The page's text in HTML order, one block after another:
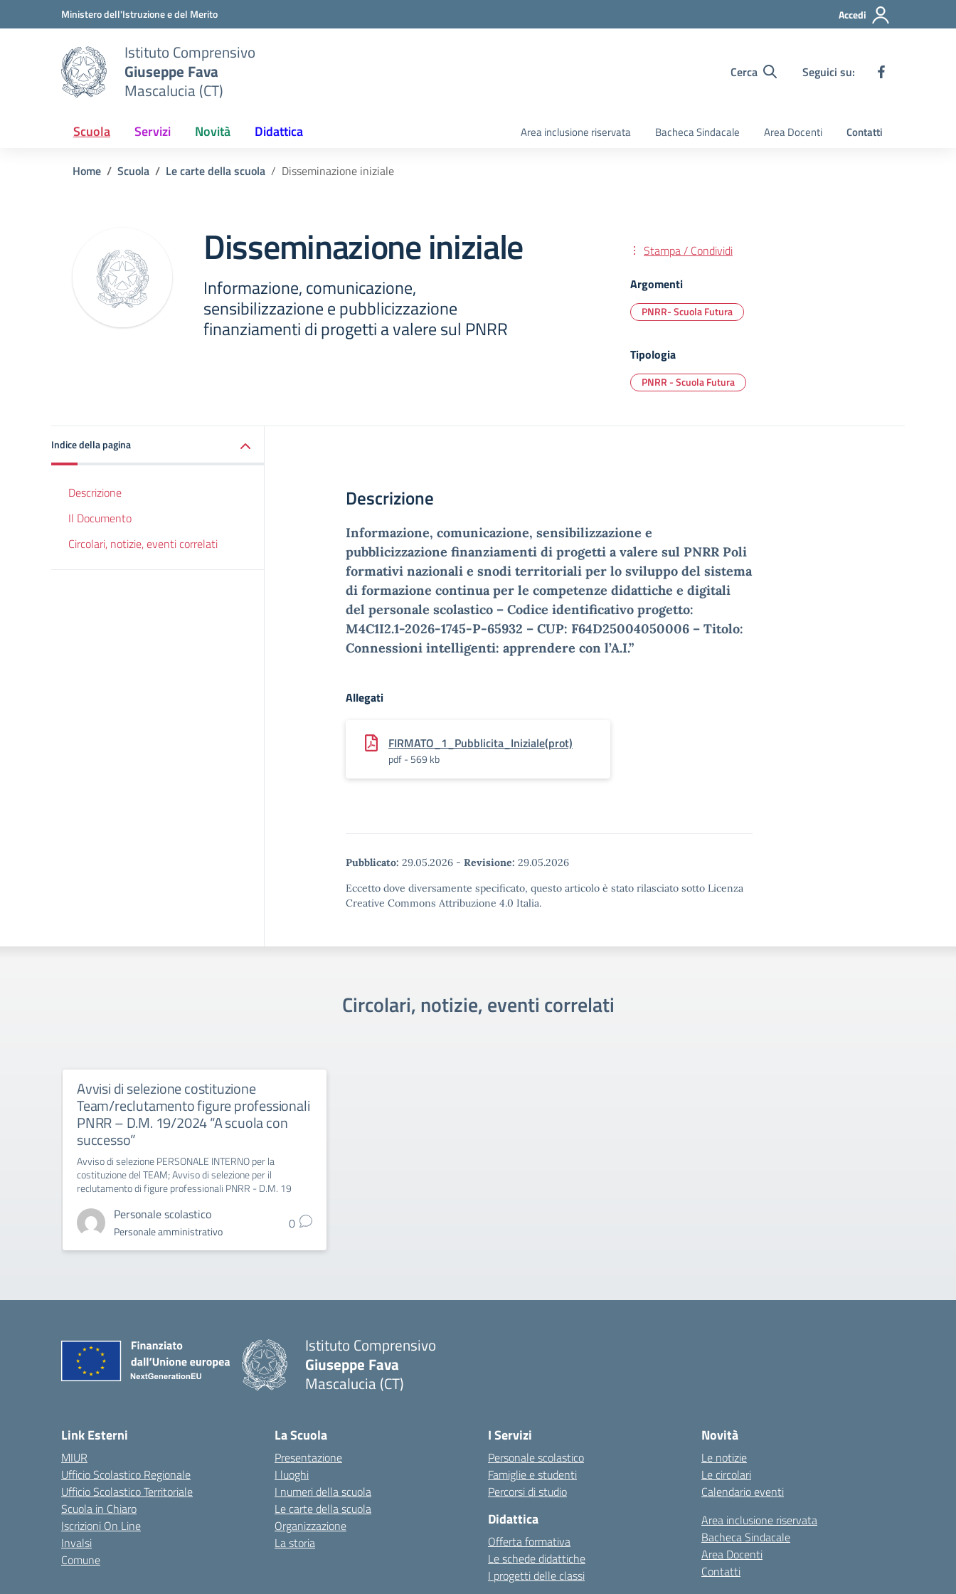
Vai ai contenuti
Vai al menu di navigazioneMinistero dell'Istruzione e del Merito Accedi
Istituto Comprensivo
Giuseppe Fava
Mascalucia (CT)
Cerca Seguici su:
Scuola Servizi Novità Didattica Area inclusione riservata Bacheca Sindacale Area Docenti Contatti
Home Scuola Le carte della scuola Disseminazione iniziale
Disseminazione iniziale
Informazione, comunicazione,
sensibilizzazione e pubblicizzazione
finanziamenti di progetti a valere sul PNRR
Stampa / Condividi
Argomenti
PNRR- Scuola Futura
Tipologia
PNRR - Scuola Futura
Indice della pagina
Descrizione
Il Documento
Circolari, notizie, eventi correlati
Descrizione
Informazione, comunicazione, sensibilizzazione e
pubblicizzazione finanziamenti di progetti a valere sul PNRR Poli
formativi nazionali e snodi territoriali per lo sviluppo del sistema
di formazione continua per le competenze didattiche e digitali
del personale scolastico – Codice identificativo progetto:
M4C1I2.1-2026-1745-P-65932 – CUP: F64D25004050006 – Titolo:
Connessioni intelligenti: apprendere con l’A.I.”
Allegati
FIRMATO_1_Pubblicita_Iniziale(prot)
pdf - 569 kb
Pubblicato: 29.05.2026 - Revisione: 29.05.2026
Eccetto dove diversamente specificato, questo articolo è stato rilasciato sotto Licenza
Creative Commons Attribuzione 4.0 Italia.
Circolari, notizie, eventi correlati
Avvisi di selezione costituzione
Team/reclutamento figure professionali
PNRR – D.M. 19/2024 “A scuola con
successo”
Avviso di selezione PERSONALE INTERNO per la
costituzione del TEAM; Avviso di selezione per il
reclutamento di figure professionali PNRR - D.M. 19
Personale scolastico
Personale amministrativo 0
Istituto Comprensivo
Giuseppe Fava
Mascalucia (CT)
Link Esterni
MIUR
Ufficio Scolastico Regionale
Ufficio Scolastico Territoriale
Scuola in Chiaro
Iscrizioni On Line
Invalsi
Comune
La Scuola
Presentazione
I luoghi
I numeri della scuola
Le carte della scuola
Organizzazione
La storia
I Servizi
Personale scolastico
Famiglie e studenti
Percorsi di studio
Didattica
Offerta formativa
Le schede didattiche
I progetti delle classi
Novità
Le notizie
Le circolari
Calendario eventi
Area inclusione riservata
Bacheca Sindacale
Area Docenti
Contatti